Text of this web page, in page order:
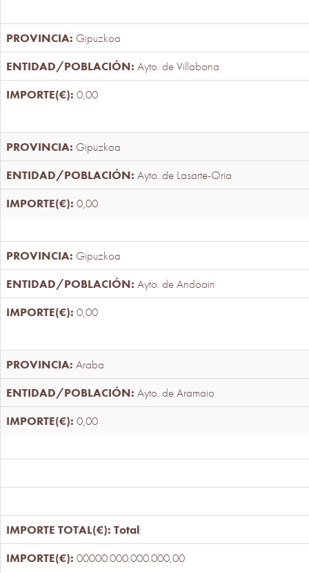
Gipuzkoa
Ayto. de Villabona
0,00
Gipuzkoa
Ayto. de Lasarte-Oria
0,00
Gipuzkoa
Ayto. de Andoain
0,00
Araba
Ayto. de Aramaio
0,00
Total:
00000.000.000.000,00